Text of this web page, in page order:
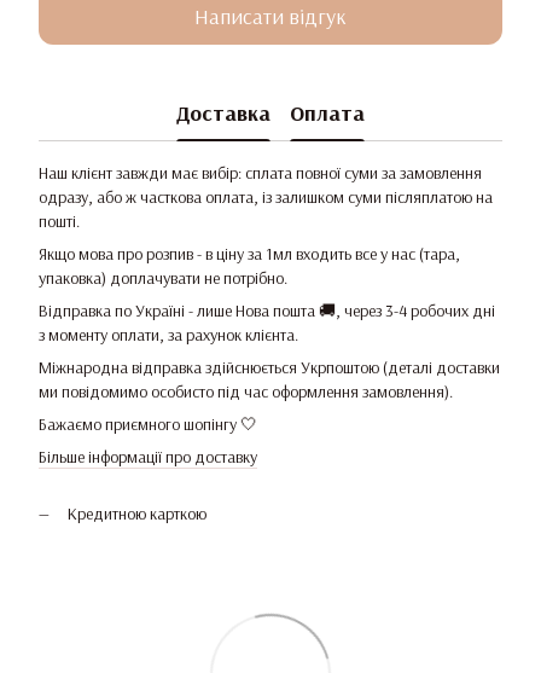
Написати відгук
Доставка Оплата
Наш клієнт завжди має вибір: сплата повної суми за замовлення
одразу, або ж часткова оплата, із залишком суми післяплатою на
пошті.
Якщо мова про розпив - в ціну за 1мл входить все у нас (тара,
упаковка) доплачувати не потрібно.
Відправка по Україні - лише Нова пошта 🚚, через 3-4 робочих дні
з моменту оплати, за рахунок клієнта.
Міжнародна відправка здійснюється Укрпоштою (деталі доставки
ми повідомимо особисто під час оформлення замовлення).
Бажаємо приємного шопінгу 🤍
Більше інформації про доставку
Кредитною карткою